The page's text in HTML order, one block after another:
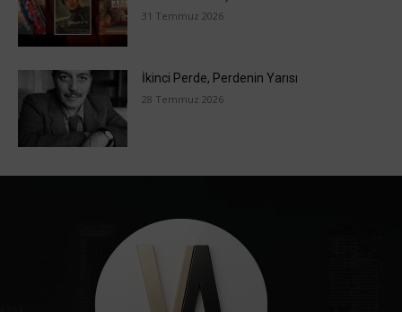
31 Temmuz 2026
İkinci Perde, Perdenin Yarısı
28 Temmuz 2026